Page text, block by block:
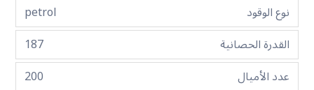
نوع الوقود
petrol
القدرة الحصانية
187
عدد الأميال
200